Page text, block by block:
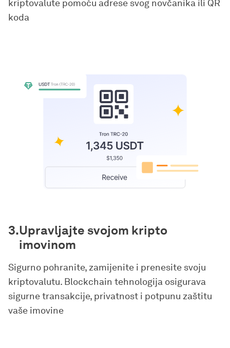
kriptovalute pomoću adrese svog novčanika ili QR
koda
Upravljajte svojom kripto
imovinom
Sigurno pohranite, zamijenite i prenesite svoju
kriptovalutu. Blockchain tehnologija osigurava
sigurne transakcije, privatnost i potpunu zaštitu
vaše imovine